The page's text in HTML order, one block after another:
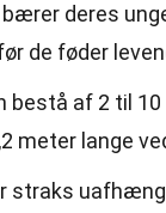
deres
de føder
bestå af 2 til 10
meter lange
straks